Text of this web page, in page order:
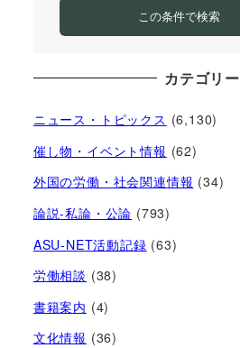
この条件で検索
カテゴリー
ニュース・トピックス (6,130)
催し物・イベント情報 (62)
外国の労働・社会関連情報 (34)
論説-私論・公論 (793)
ASU-NET活動記録 (63)
労働相談 (38)
書籍案内 (4)
文化情報 (36)